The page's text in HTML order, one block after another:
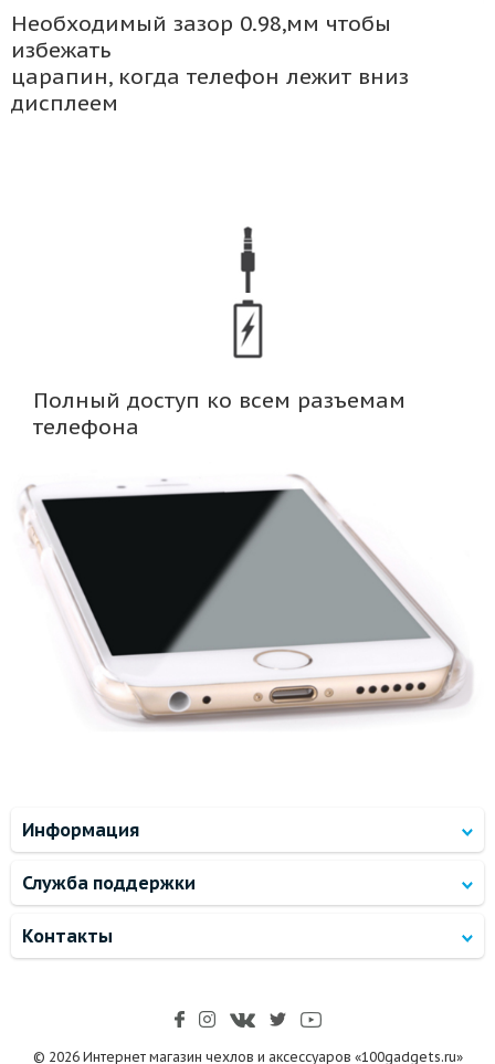
Необходимый зазор 0.98,мм чтобы
избежать
царапин, когда телефон лежит вниз
дисплеем
Полный доступ ко всем разъемам
телефона
Информация
Служба поддержки
Контакты
© 2026 Интернет магазин чехлов и аксессуаров «100gadgets.ru»